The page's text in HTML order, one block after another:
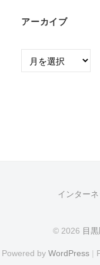
アーカイブ
ア
インター
© 2026 目
Powered by WordPress |